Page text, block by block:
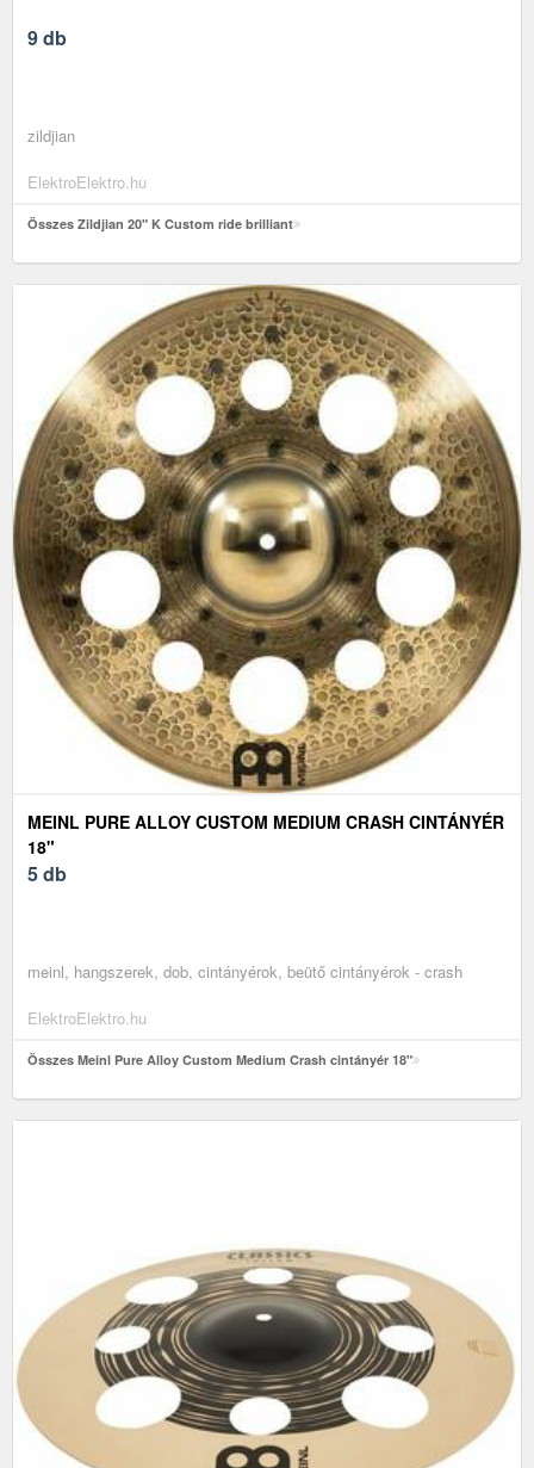
9 db
zildjian
ElektroElektro.hu
Összes Zildjian 20" K Custom ride brilliant
MEINL PURE ALLOY CUSTOM MEDIUM CRASH CINTÁNYÉR
18"
5 db
meinl, hangszerek, dob, cintányérok, beütő cintányérok - crash
ElektroElektro.hu
Összes Meinl Pure Alloy Custom Medium Crash cintányér 18"